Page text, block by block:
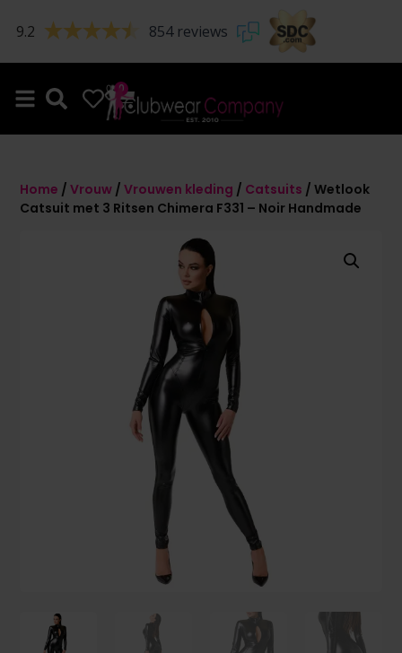
9.2 854 reviews
0 0
Home /Vrouw /Vrouwen kleding / Catsuits / Wetlook
Catsuit met 3 Ritsen Chimera F331 – Noir Handmade